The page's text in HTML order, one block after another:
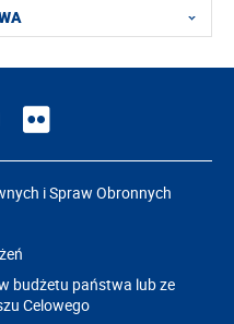
i Spraw Obronnych
budżetu państwa lub ze
Celowego